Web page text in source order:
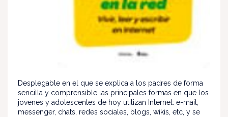
Desplegable en el que se explica a los padres de forma
sencilla y comprensible las principales formas en que los
jovenes y adolescentes de hoy utilizan Internet: e-mail,
messenger, chats, redes sociales, blogs, wikis, etc, y se